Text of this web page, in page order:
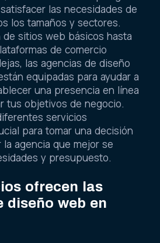
las necesidades de
los tamaños y sectores.
de sitios web básicos hasta
de comercio
las agencias de diseño
equipadas para ayudar a
una presencia en línea
tus objetivos de negocio.
servicios
para tomar una decisión
agencia que mejor se
y presupuesto.
ofrecen las
diseño web en